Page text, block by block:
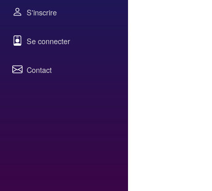
S'inscrire
Se connecter
Contact